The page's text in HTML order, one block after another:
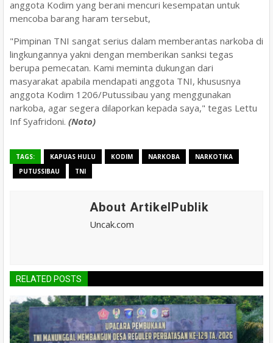
anggota Kodim yang berani mencuri kesempatan untuk
mencoba barang haram tersebut,
"Pimpinan TNI sangat serius dalam memberantas narkoba di
lingkungannya yakni dengan memberikan sanksi tegas
berupa pemecatan. Kami meminta dukungan dari
masyarakat apabila mendapati anggota TNI, khususnya
anggota Kodim 1206/Putussibau yang menggunakan
narkoba, agar segera dilaporkan kepada saya," tegas Lettu
Inf Syafridoni. (Noto)
TAGS: KAPUAS HULU KODIM NARKOBA
NARKOTIKA
PUTUSSIBAU
TNI
About ArtikelPublik
Uncak.com
RELATED POSTS